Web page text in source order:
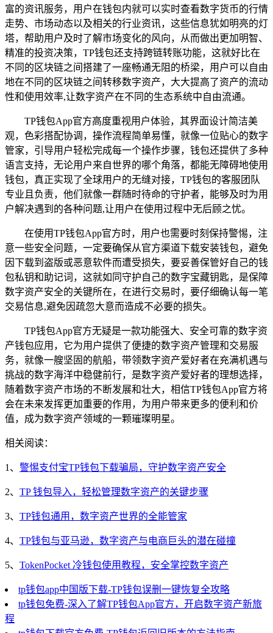
富的资讯服务，用户在钱包内就可以实时查看数字货币的行情
走势、市场动态以及相关的行业资讯，这些信息犹如明亮的灯
塔，帮助用户及时了解市场变化的风向，从而做出更加明智、
精准的投资决策，TP钱包还支持跨链转账功能，这就好比在
不同的区块链之间搭建了一座畅通无阻的桥梁，用户可以自由
地在不同的区块链之间转移数字资产，大大提高了资产的流动
性和使用效率,让数字资产在不同的生态系统中自由流通。
TP钱包App官方高度重视用户体验，其界面设计简洁美
观，色彩搭配协调，操作流程简单易懂，就像一位贴心的数字
管家，引导用户轻松完成每一个操作步骤，钱包还提供了多种
语言支持，无论用户来自世界的哪个角落，都能无障碍地使用
钱包，真正实现了全球用户的无缝对接，TP钱包的客服团队
专业且负责，他们就像一群随时待命的守护者，能够及时为用
户解决遇到的各种问题,让用户在使用过程中无后顾之忧。
在使用TP钱包App官方时，用户也需要时刻保持警惕，注
意一些安全问题，一定要确保从官方渠道下载安装钱包，避免
因下载到盗版或恶意软件而遭受损失，要妥善保管好自己的钱
包私钥和助记词，这就如同守护自己的数字宝藏钥匙，是保障
数字资产安全的关键所在，在进行交易时，要仔细确认每一笔
交易信息,避免因疏忽大意而造成不必要的损失。
TP钱包App官方无疑是一款功能强大、安全可靠的数字资
产钱包应用，它为用户提供了便捷的数字资产管理和交易服
务，就像一艘坚固的航船，带领数字资产爱好者在充满机遇与
挑战的数字海洋中稳健前行，是数字资产爱好者的理想选择，
随着数字资产市场的不断发展和壮大，相信TP钱包App官方将
会在未来发挥更加重要的作用，为用户带来更多的便利和价
值，成为数字资产领域的一颗璀璨明星。
相关阅读：
1、 警惕支付宝TP钱包下载骗局，守护数字资产安全
2、 TP 钱包导入，轻松管理数字资产的关键步骤
3、 TP钱包通用，数字资产世界的全能管家
4、 TP钱包与亚马逊，数字资产与电商巨头的潜在碰撞
5、 TokenPocket 冷钱包使用教程，安全掌控数字资产
tp钱包app中国版下载-TP钱包误删一键恢复全攻略
tp钱包免费-深入了解TP钱包App官方，开启数字资产新旅
程